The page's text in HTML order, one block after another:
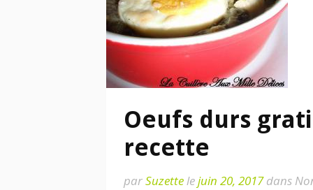
Oeufs durs
recette
parSuzettelejuin 20, 2017dans